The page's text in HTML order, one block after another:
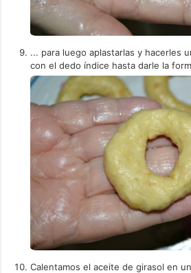
... para luego aplastarlas y hacerles
con el dedo índice hasta darle la
Calentamos el aceite de girasol en